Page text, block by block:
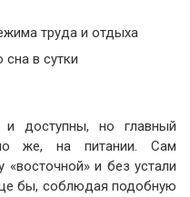
труда и отдыха
сна в сутки
и доступны, но главный
же, на питании. Сам
и без устали
бы, соблюдая подобную